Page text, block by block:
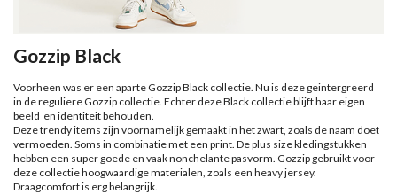
Gozzip Black
Voorheen was er een aparte Gozzip Black collectie. Nu is deze geintergreerd
in de reguliere Gozzip collectie. Echter deze Black collectie blijft haar eigen
beeld en identiteit behouden.
Deze trendy items zijn voornamelijk gemaakt in het zwart, zoals de naam doet
vermoeden. Soms in combinatie met een print. De plus size kledingstukken
hebben een super goede en vaak nonchelante pasvorm. Gozzip gebruikt voor
deze collectie hoogwaardige materialen, zoals een heavy jersey.
Draagcomfort is erg belangrijk.